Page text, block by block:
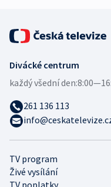
TV program
Živé vysílání
Divácké centrum
každý všední den:
261 136 113